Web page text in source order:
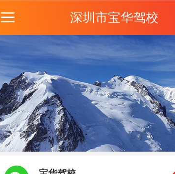
深圳市宝华驾校